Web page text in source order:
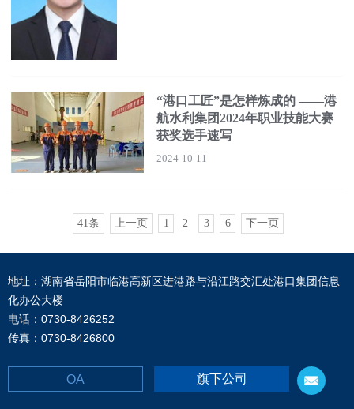
“港口工匠”是怎样炼成的 ——港
航水利集团2024年职业技能大赛
获奖选手速写
2024-10-11
41条 上一页 1 2 3 6 下一页
地址：湖南省岳阳市临港高新区进港路与沿江路交汇处港口集团信息
化办公大楼
电话：0730-8426252
传真：0730-8426800
OA 旗下公司